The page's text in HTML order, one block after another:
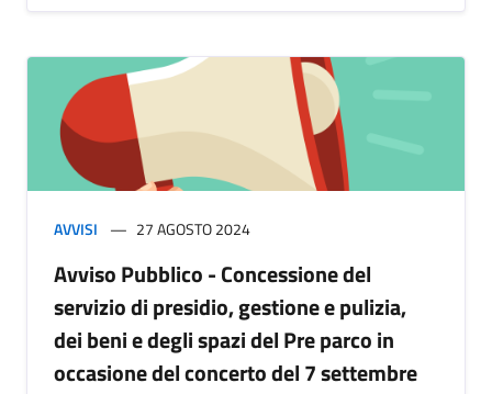
AVVISI 27 AGOSTO 2024
Avviso Pubblico - Concessione del
servizio di presidio, gestione e pulizia,
dei beni e degli spazi del Pre parco in
occasione del concerto del 7 settembre